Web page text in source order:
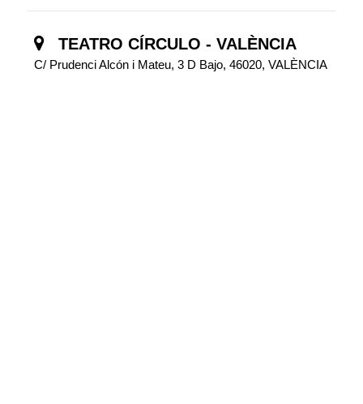
TEATRO CÍRCULO - VALÈNCIA
C/ Prudenci Alcón i Mateu, 3 D Bajo, 46020, VALÈNCIA